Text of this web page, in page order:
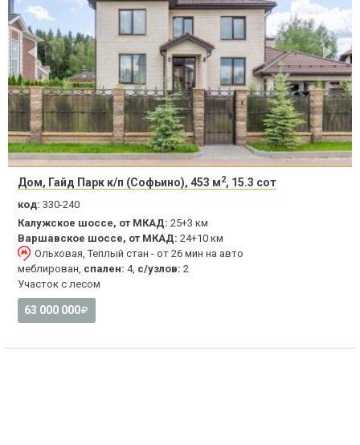
Дом, Гайд Парк к/п (Софьино), 453 м2, 15.3 сот
код: 330-240
Калужское шоссе, от МКАД: 25+3 км
Варшавское шоссе, от МКАД: 24+10 км
Ольховая, Теплый стан - от 26 мин на авто
меблирован, спален: 4, с/узлов: 2
Участок с лесом
63 000 000